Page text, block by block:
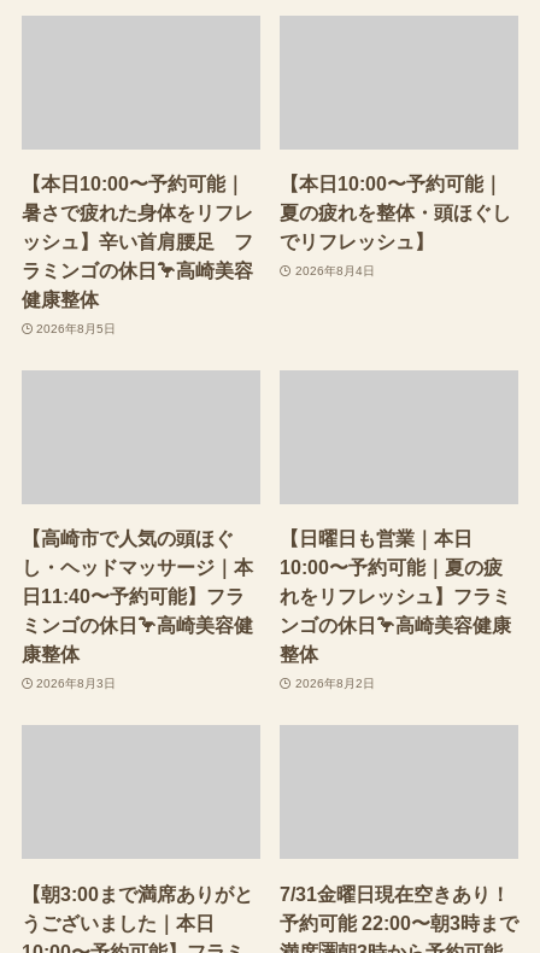
【本日10:00〜予約可能｜
暑さで疲れた身体をリフレ
ッシュ】辛い首肩腰足 フ
ラミンゴの休日🦩高崎美容
健康整体
2026年8月5日
【本日10:00〜予約可能｜
夏の疲れを整体・頭ほぐし
でリフレッシュ】
2026年8月4日
【高崎市で人気の頭ほぐ
し・ヘッドマッサージ｜本
日11:40〜予約可能】フラ
ミンゴの休日🦩高崎美容健
康整体
2026年8月3日
【日曜日も営業｜本日
10:00〜予約可能｜夏の疲
れをリフレッシュ】フラミ
ンゴの休日🦩高崎美容健康
整体
2026年8月2日
【朝3:00まで満席ありがと
うございました｜本日
7/31金曜日現在空きあり！
予約可能 22:00〜朝3時まで